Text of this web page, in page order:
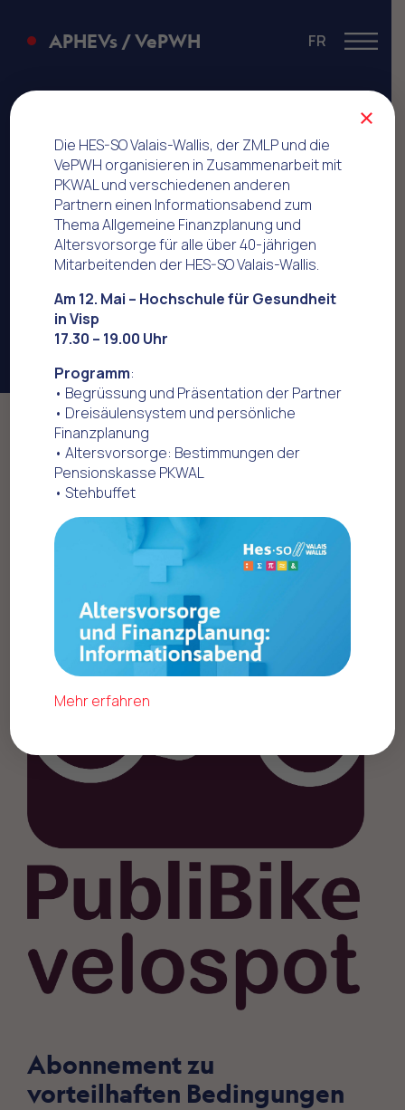
APHEVs / VePWH FR
Menu
Home
Offres commerciales
Mobilität - Fahrzeuge
PubliBike
Abonnement zu
vorteilhaften Bedingungen
Die HES-SO Valais-Wallis, der ZMLP und die
VePWH organisieren in Zusammenarbeit mit
PKWAL und verschiedenen anderen
Partnern einen Informationsabend zum
Thema Allgemeine Finanzplanung und
Altersvorsorge für alle über 40-jährigen
Mitarbeitenden der HES-SO Valais-Wallis.
Am 12. Mai – Hochschule für Gesundheit
in Visp
17.30 – 19.00 Uhr
Programm:
• Begrüssung und Präsentation der Partner
• Dreisäulensystem und persönliche
Finanzplanung
• Altersvorsorge: Bestimmungen der
Pensionskasse PKWAL
• Stehbuffet
Mehr erfahren
×